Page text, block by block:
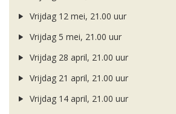
Vrijdag 12 mei, 21.00 uur
Vrijdag 5 mei, 21.00 uur
Vrijdag 28 april, 21.00 uur
Vrijdag 21 april, 21.00 uur
Vrijdag 14 april, 21.00 uur